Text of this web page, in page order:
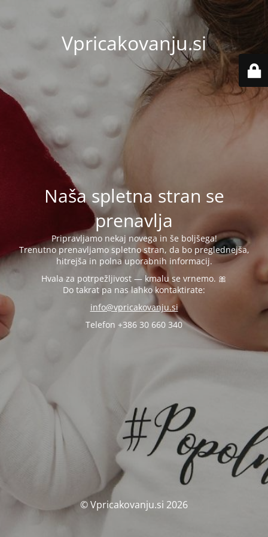
Vpricakovanju.si
Naša spletna stran se
prenavlja
Pripravljamo nekaj novega in še boljšega!
Trenutno prenavljamo spletno stran, da bo preglednejša,
hitrejša in polna uporabnih informacij.
Hvala za potrpežljivost — kmalu se vrnemo. 🎀
Do takrat pa nas lahko kontaktirate:
info@vpricakovanju.si
Telefon +386 30 660 340
© Vpricakovanju.si 2026